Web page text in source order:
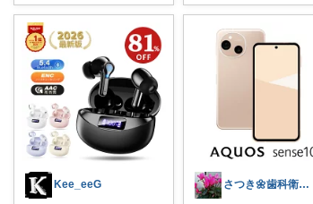
Kee_eeG さつき🌼歯科衛生士🌈経由購入🙇